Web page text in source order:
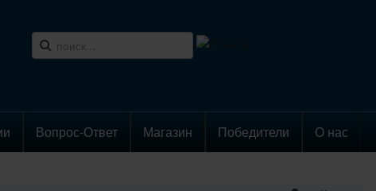
Вопрос-Ответ Магазин Победители О нас